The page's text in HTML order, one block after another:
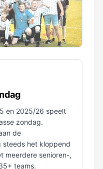
en 2025/26 speelt
zondag.
de
steeds het kloppend
meerdere senioren-,
teams.